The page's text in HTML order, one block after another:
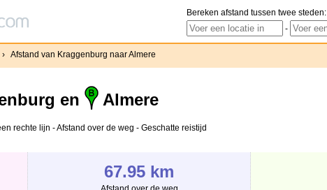
Bereken afstand tussen twee steden:
-
› Afstand van Kraggenburg naar Almere
en Almere
rechte lijn - Afstand over de weg - Geschatte reistijd
67.95 km